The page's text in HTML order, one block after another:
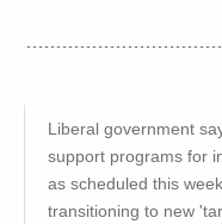
Liberal government
support programs for
as scheduled this
transitioning to new